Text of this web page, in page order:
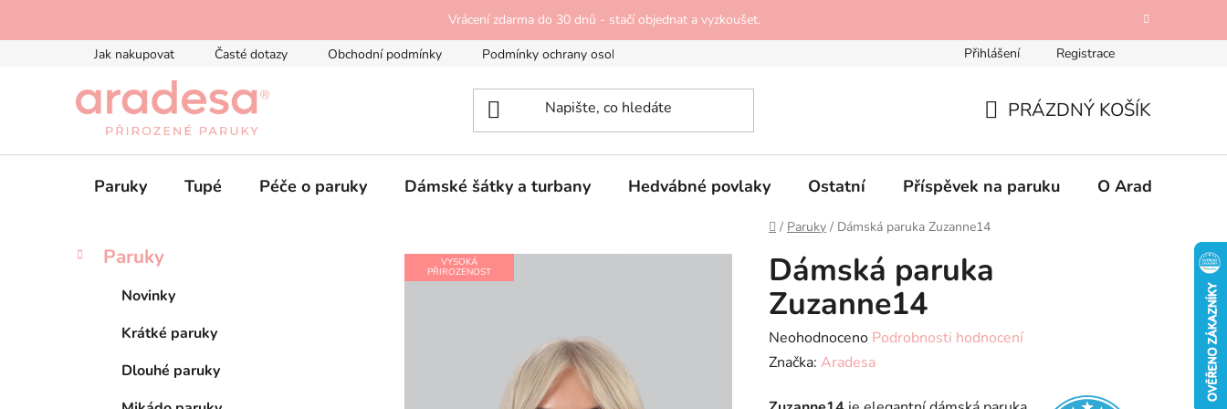
Vrácení zdarma do 30 dnů - stačí objednat a vyzkoušet.
Jak nakupovat
Časté dotazy Obchodní podmínky Podmínky ochrany osobních údajů Odstoupení od kupní smlouvy Mimosoudní řešení
Přihlášení Registrace
KOŠÍK
PRÁZDNÝ KOŠÍK
Paruky Tupé Péče o paruky Dámské šátky a turbany Hedvábné povlaky Ostatní Příspěvek na paruku O Aradese
Domů
/ Paruky / Dámská paruka Zuzanne14
PPřeskočit
kategorie
K
a
Paruky
Novinky
Krátké paruky
Dlouhé paruky
Dámská paruka
Zuzanne14
Průměrné
hodnocení
Neohodnoceno Podrobnosti hodnocení
Značka: Aradesa
VYSOKÁ
PŘIROZENOST